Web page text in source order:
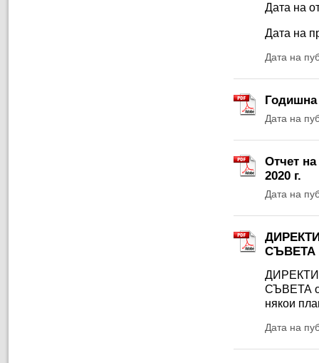
Дата на
Дата на
Дата на
Годишна
Дата на
Отчет
2020 г.
Дата на
СЪВЕТА
СЪВЕТА
някои
Дата на